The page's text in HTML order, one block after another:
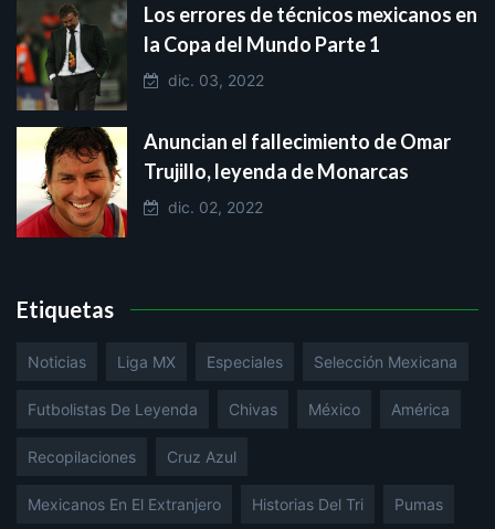
Los errores de técnicos mexicanos en
la Copa del Mundo Parte 1
dic. 03, 2022
Anuncian el fallecimiento de Omar
Trujillo, leyenda de Monarcas
dic. 02, 2022
Etiquetas
Noticias Liga MX Especiales Selección Mexicana
Futbolistas De Leyenda Chivas México América
Recopilaciones Cruz Azul
Mexicanos En El Extranjero Historias Del Tri Pumas